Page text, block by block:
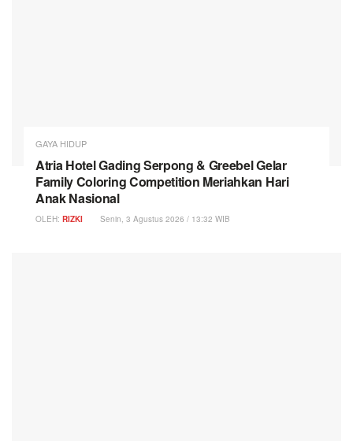
GAYA HIDUP
Atria Hotel Gading Serpong & Greebel Gelar
Family Coloring Competition Meriahkan Hari
Anak Nasional
OLEH: RIZKI Senin, 3 Agustus 2026 / 13:32 WIB